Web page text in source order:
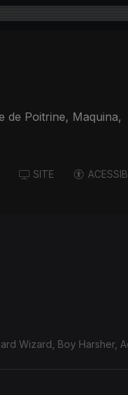
de Poitrine, Maquina,
SITE
Wizard, Boy Harsher,